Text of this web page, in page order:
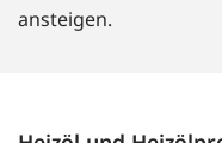
ansteigen.